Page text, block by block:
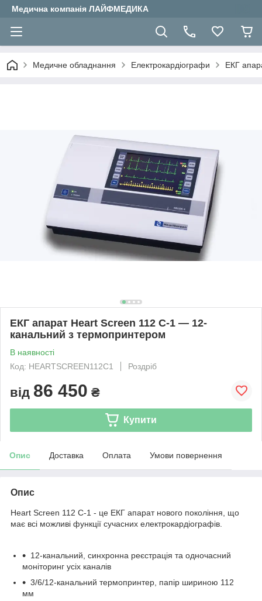
Медична компанія ЛАЙФМЕДИКА
Медичне обладнання Електрокардіографи ЕКГ
ЕКГ апарат Heart Screen 112 C-1 — 12-
канальний з термопринтером
В наявності
Код: HEARTSCREEN112С1
Роздріб
від 86 450 ₴
Купити
Опис Доставка Оплата Умови повернення
Опис
Heart Screen 112 С-1 - це ЕКГ апарат нового покоління, що
має всі можливі функції сучасних електрокардіографів.
12-канальний, синхронна реєстрація та одночасний
моніторинг усіх каналів
3/6/12-канальний термопринтер, папір шириною 112
мм